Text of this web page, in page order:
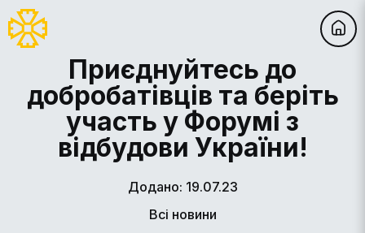
Приєднуйтесь до
добробатівців та беріть
участь у Форумі з
відбудови України!
Додано: 19.07.23
Всі новини